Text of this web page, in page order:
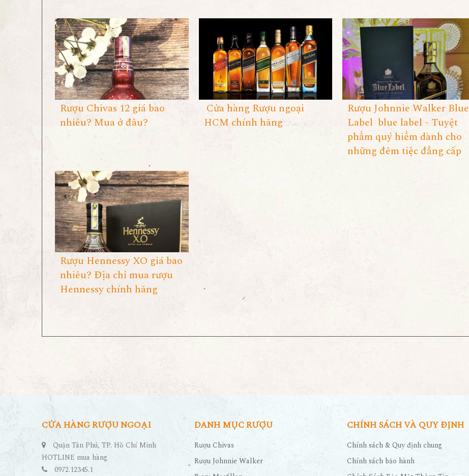
Rượu Chivas 12 giá bao
nhiêu? Mua ở đâu?
Cửa hàng Rượu ngoại
HCM chính hãng
Rượu Johnnie Walker Blue
Label blue label - Tuyệt
phẩm quý hiểm dành cho
những đêm tiệc đẳng cấp
Rượu Hennessy XO giá bao
nhiêu? Địa chỉ mua rượu
Hennessy chính hãng
CỬA HÀNG RƯỢU NGOẠI
Quận Tân Phú, TP. Hồ Chí Minh
HOTLINE mua hàng
0972.12345.1
DANH MỤC RƯỢU
Rượu Chivas
Rượu Johnnie Walker
CHÍNH SÁCH VÀ QUY ĐỊNH
Chính sách & Quy định chung
Chính sách bảo hành